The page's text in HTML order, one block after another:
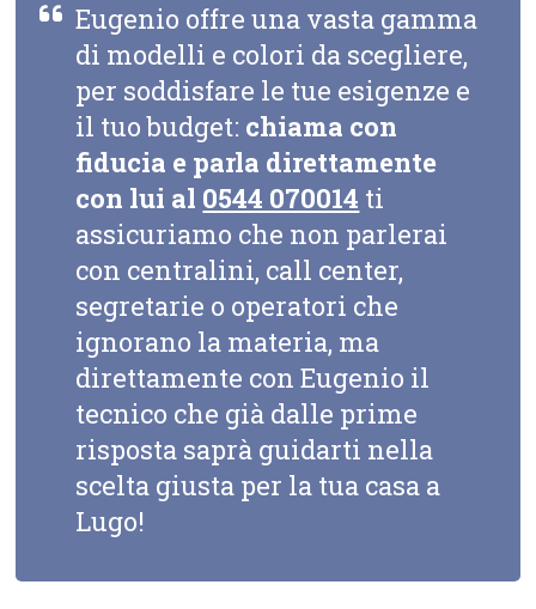
Eugenio offre una vasta gamma
di modelli e colori da scegliere,
per soddisfare le tue esigenze e
il tuo budget: chiama con
fiducia e parla direttamente
con lui al 0544 070014 ti
assicuriamo che non parlerai
con centralini, call center,
segretarie o operatori che
ignorano la materia, ma
direttamente con Eugenio il
tecnico che già dalle prime
risposta saprà guidarti nella
scelta giusta per la tua casa a
Lugo!